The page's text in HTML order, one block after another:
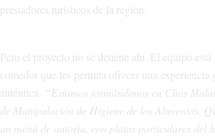
prestadores turísticos de la región.
Pero el proyecto no se detiene ahí. El equipo
comedor que les permita ofrecer una experiencia
auténtica.
“Estamos formándonos en Chos
de Manipulación de Higiene de los Alimentos.
un menú de autoría, con platos particulares del